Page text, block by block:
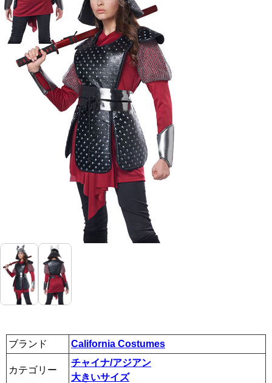
ブランド California Costumes
カテゴリー
チャイナ/アジアン
大きいサイズ